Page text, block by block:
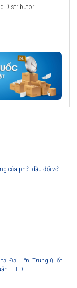
Distributor
của phớt dầu đối với
Đại Liên, Trung Quốc
LEED